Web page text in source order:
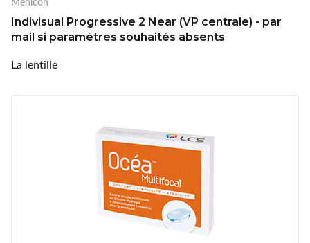
Indivisual Progressive 2 Near (VP centrale) - par
mail si paramètres souhaités absents
La lentille